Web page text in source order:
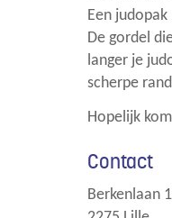
Een
De gordel
langer je
scherpe
Hopelijk
Contact
Berkenlaan